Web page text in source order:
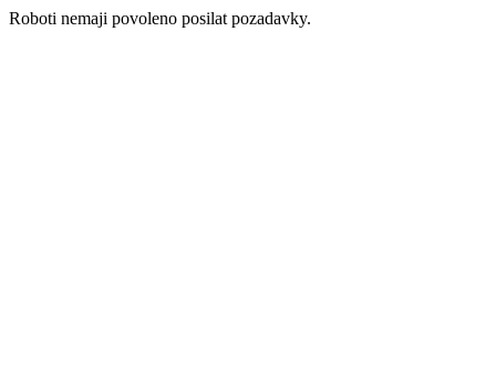
Roboti nemaji povoleno posilat pozadavky.